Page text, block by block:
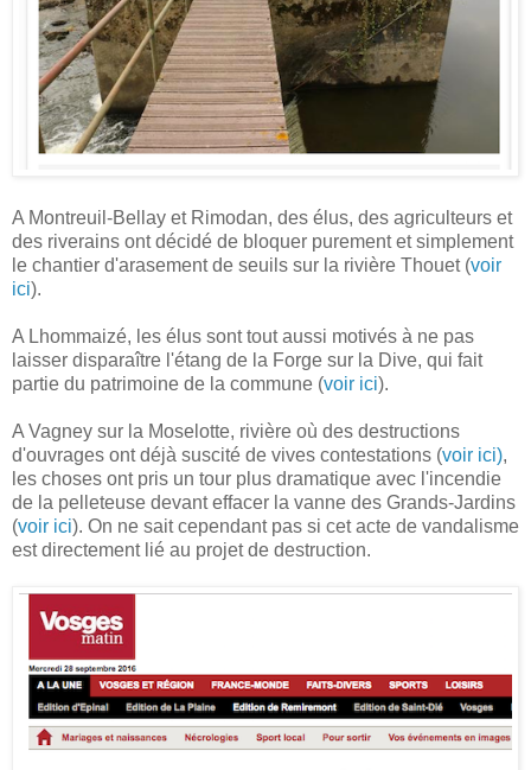
A Montreuil-Bellay et Rimodan, des élus, des agriculteurs et
des riverains ont décidé de bloquer purement et simplement
le chantier d'arasement de seuils sur la rivière Thouet (voir
ici).
A Lhommaizé, les élus sont tout aussi motivés à ne pas
laisser disparaître l'étang de la Forge sur la Dive, qui fait
partie du patrimoine de la commune (voir ici).
A Vagney sur la Moselotte, rivière où des destructions
d'ouvrages ont déjà suscité de vives contestations (voir ici),
les choses ont pris un tour plus dramatique avec l'incendie
de la pelleteuse devant effacer la vanne des Grands-Jardins
(voir ici). On ne sait cependant pas si cet acte de vandalisme
est directement lié au projet de destruction.